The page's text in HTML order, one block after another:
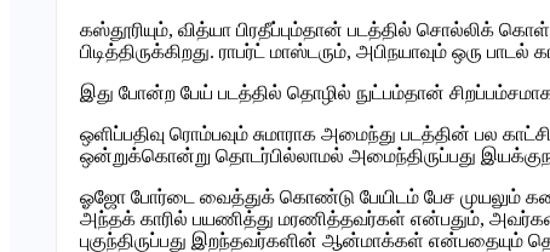
கஸ்தூரியும், வித்யா பிரதீப்பும்தான் படத்தில் சொல்லிக்
பிடித்திருக்கிறது. ராபர்ட் மாஸ்டரும், அபிநயாவும் ஒரு
இது போன்ற பேய் படத்தில் தொழில் நுட்பம்தான்
ஒளிப்பதிவு ரொம்பவும் சுமாராக அமைந்து படத்தின் பல
ஒன்றுக்கொன்று தொடர்பில்லாமல் அமைந்திருப்பது
ஓஜோ போர்டை வைத்துக் கொண்டு பேயிடம் பேச முயலும்
அந்தக் காரில் பயணித்து மரணித்தவர்கள் என்பதும்,
புகுந்திருப்பது இறந்தவர்களின் ஆன்மாக்கள் என்பதையும்